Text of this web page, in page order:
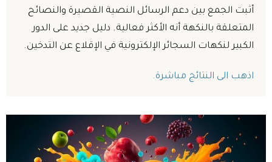
أثبت الجمع بين دعم الرسائل النصية القصيرة والنصائح
المتعلقة بالنكهة أنه الأكثر فعالية. دليل جديد على الدور
الكبير لنكهات السجائر الإلكترونية في الإقلاع عن التدخين.
اذهب الى النتائج مباشرة.